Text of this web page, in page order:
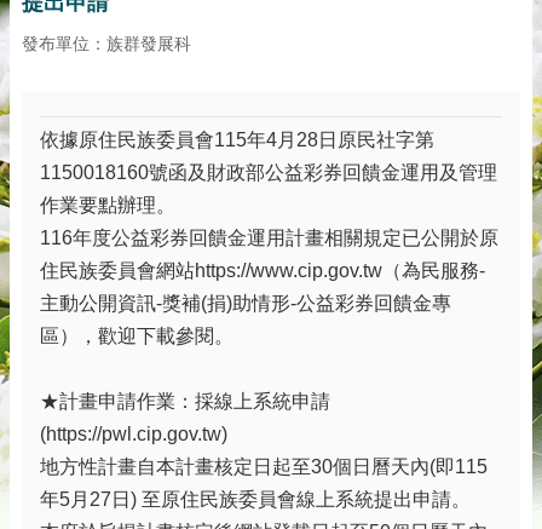
發布單位：族群發展科
依據原住民族委員會115年4月28日原民社字第
1150018160號函及財政部公益彩券回饋金運用及管理
作業要點辦理。
116年度公益彩券回饋金運用計畫相關規定已公開於原
住民族委員會網站https://www.cip.gov.tw（為民服務-
主動公開資訊-獎補(捐)助情形-公益彩券回饋金專
區），歡迎下載參閱。
★計畫申請作業：採線上系統申請
(https://pwl.cip.gov.tw)
地方性計畫自本計畫核定日起至30個日曆天內(即115
年5月27日) 至原住民族委員會線上系統提出申請。